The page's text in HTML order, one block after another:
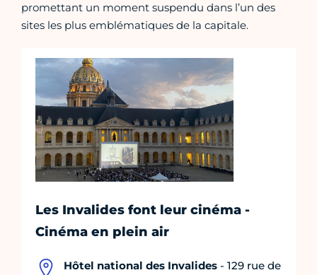
promettant un moment suspendu dans l’un des
sites les plus emblématiques de la capitale.
Les Invalides font leur cinéma -
Cinéma en plein air
Hôtel national des Invalides - 129 rue de